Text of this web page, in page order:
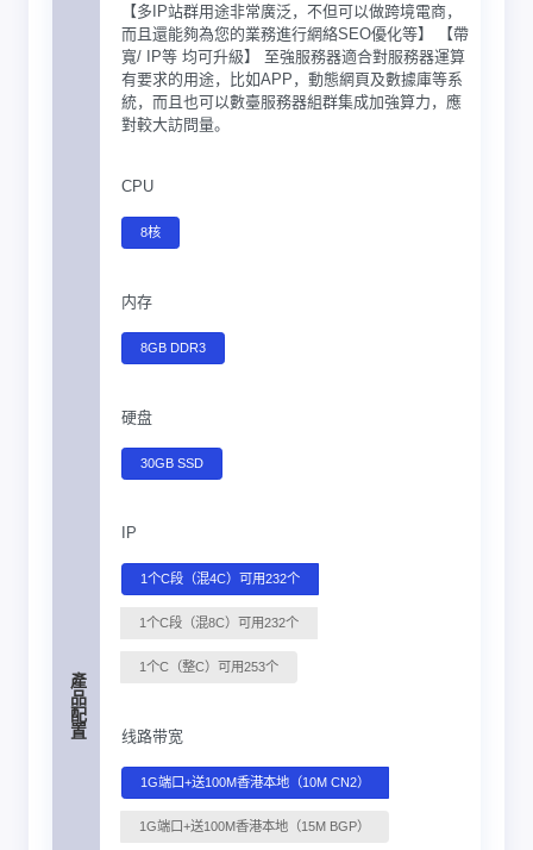
產品配置
【多IP站群用途非常廣泛，不但可以做跨境電商，
而且還能夠為您的業務進行網絡SEO優化等】 【帶
寬/ IP等 均可升級】 至強服務器適合對服務器運算
有要求的用途，比如APP，動態網頁及數據庫等系
統，而且也可以數臺服務器組群集成加強算力，應
對較大訪問量。
CPU
8核
内存
8GB DDR3
硬盘
30GB SSD
IP
1个C段（混4C）可用232个
1个C段（混8C）可用232个
1个C（整C）可用253个
线路带宽
1G端口+送100M香港本地（10M CN2）
1G端口+送100M香港本地（15M BGP）